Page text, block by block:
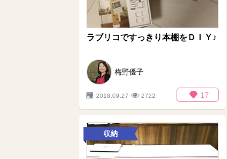
ラブリコですっきり本棚をＤＩＹ♪
梅野優子
2018.09.27 2722 17
収納